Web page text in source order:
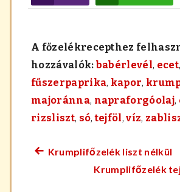
A főzelékrecepthez
hozzávalók: babérlevél, ecet,
fűszerpaprika, kapor,
majoránna, napraforgóolaj,
rizsliszt, só,tejföl,víz,
Bejegyzés
Előző
Krumplifőzelék liszt nélkül
Krumplifőzelék